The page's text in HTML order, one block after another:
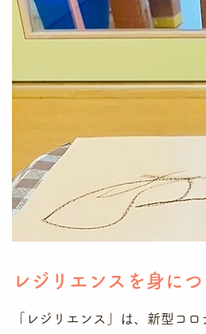
レジリエンスを身につ
「レジリエンス」は、新型コ